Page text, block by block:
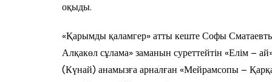
оқыды.
«Қарымды қаламгер» атты кеште Софы
Алқакөл сұлама» заманын суреттейтін «Елім –
(Күнай) анамызға арналған «Мейрамсопы –